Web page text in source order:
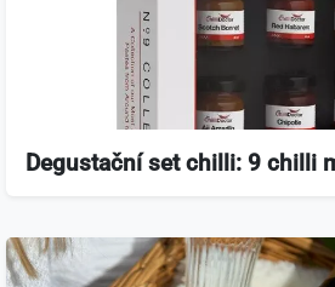
Degustační set chilli: 9 chilli